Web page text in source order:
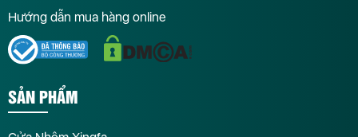
Hướng dẫn mua hàng online
SẢN PHẨM